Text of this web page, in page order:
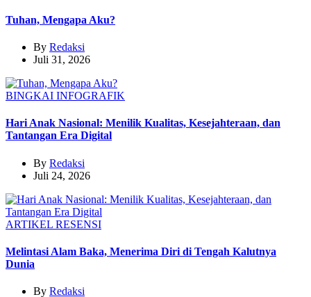
Tuhan, Mengapa Aku?
By Redaksi
Juli 31, 2026
BINGKAI INFOGRAFIK
Hari Anak Nasional: Menilik Kualitas, Kesejahteraan, dan
Tantangan Era Digital
By Redaksi
Juli 24, 2026
ARTIKEL RESENSI
Melintasi Alam Baka, Menerima Diri di Tengah Kalutnya
Dunia
By Redaksi